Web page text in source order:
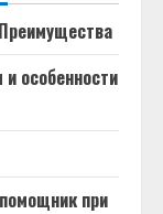
особенности
при